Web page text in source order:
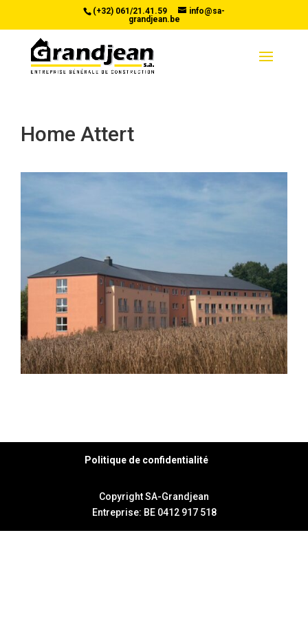
(+32) 061/21.41.59
info@sa-
grandjean.be
Home Attert
Politique de confidentialité
Copyright SA-Grandjean
Entreprise: BE 0412 917 518